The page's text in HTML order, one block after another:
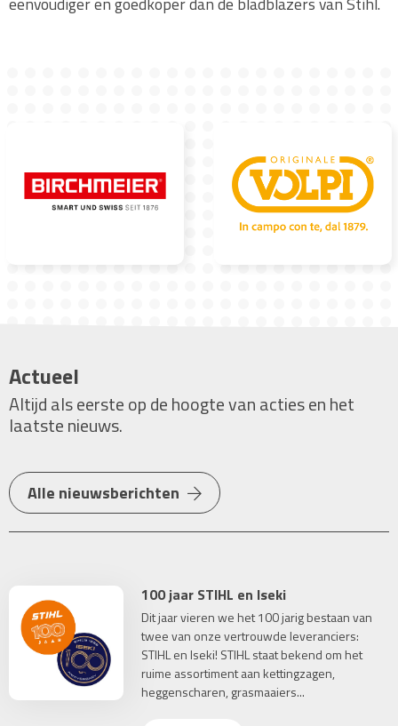
Actueel
Altijd als eerste op de hoogte van acties en het
laatste nieuws.
Alle nieuwsberichten
100 jaar STIHL en Iseki
Dit jaar vieren we het 100 jarig bestaan van
twee van onze vertrouwde leveranciers:
STIHL en Iseki! STIHL staat bekend om het
ruime assortiment aan kettingzagen,
heggenscharen, grasmaaiers...